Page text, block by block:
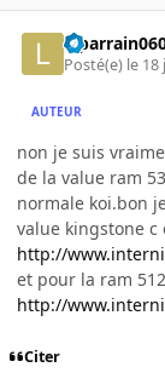
Posté(e) le 18
AUTEUR
non je suis
de la value ram
normale koi.bon
value kingstone c
http://
et pour la ram
http://
Citer